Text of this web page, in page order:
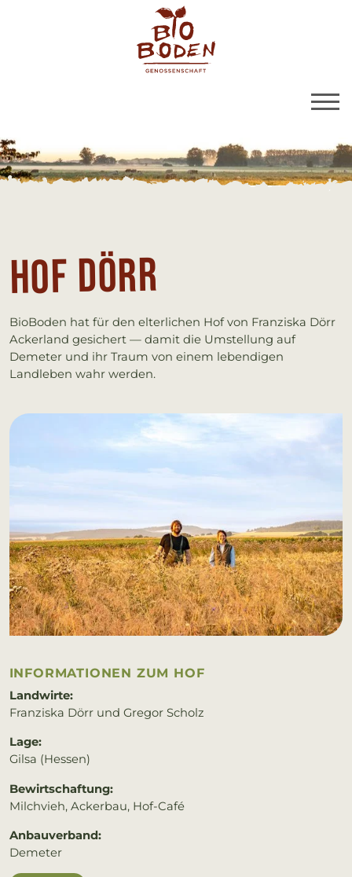
BioBoden | Hof Dörr
Hof Dörr
BioBoden hat für den elterlichen Hof von Franziska Dörr
Ackerland gesichert — damit die Umstellung auf
Demeter und ihr Traum von einem lebendigen
Landleben wahr werden.
IN­FOR­MA­TIO­NEN ZUM HOF
Landwirte:
Franziska Dörr und Gregor Scholz
Lage:
Gilsa (Hessen)
Bewirtschaftung:
Milchvieh, Ackerbau, Hof-Café
Anbauverband:
Demeter